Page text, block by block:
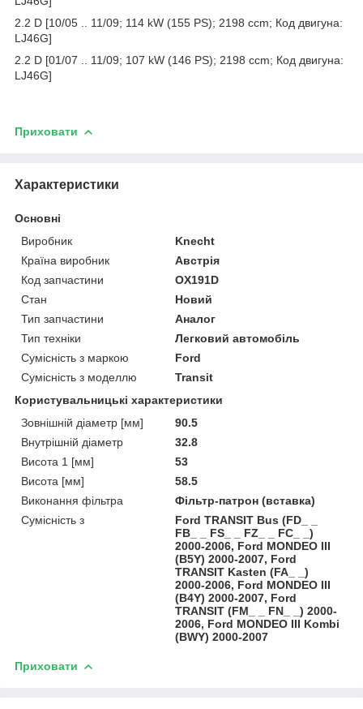
2.2 D [10/05 .. 11/09; 114 kW (155 PS); 2198 ccm; Код двигуна:
LJ46G]
2.2 D [01/07 .. 11/09; 107 kW (146 PS); 2198 ccm; Код двигуна:
LJ46G]
Приховати
Характеристики
Основні
Виробник
Knecht
Країна виробник
Австрія
Код запчастини
OX191D
Стан
Новий
Тип запчастини
Аналог
Тип техніки
Легковий автомобіль
Сумісність з маркою
Ford
Сумісність з моделлю
Transit
Користувальницькі характеристики
Зовнішній діаметр [мм]
90.5
Внутрішній діаметр
32.8
Висота 1 [мм]
53
Висота [мм]
58.5
Виконання фільтра
Фільтр-патрон (вставка)
Сумісність з
Ford TRANSIT Bus (FD_ _
FB_ _ FS_ _ FZ_ _ FC_ _)
2000-2006, Ford MONDEO III
(B5Y) 2000-2007, Ford
TRANSIT Kasten (FA_ _)
2000-2006, Ford MONDEO III
(B4Y) 2000-2007, Ford
TRANSIT (FM_ _ FN_ _) 2000-
2006, Ford MONDEO III Kombi
(BWY) 2000-2007
Приховати